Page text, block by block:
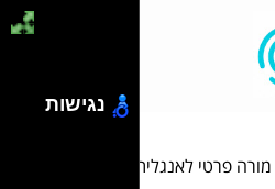
נגישות